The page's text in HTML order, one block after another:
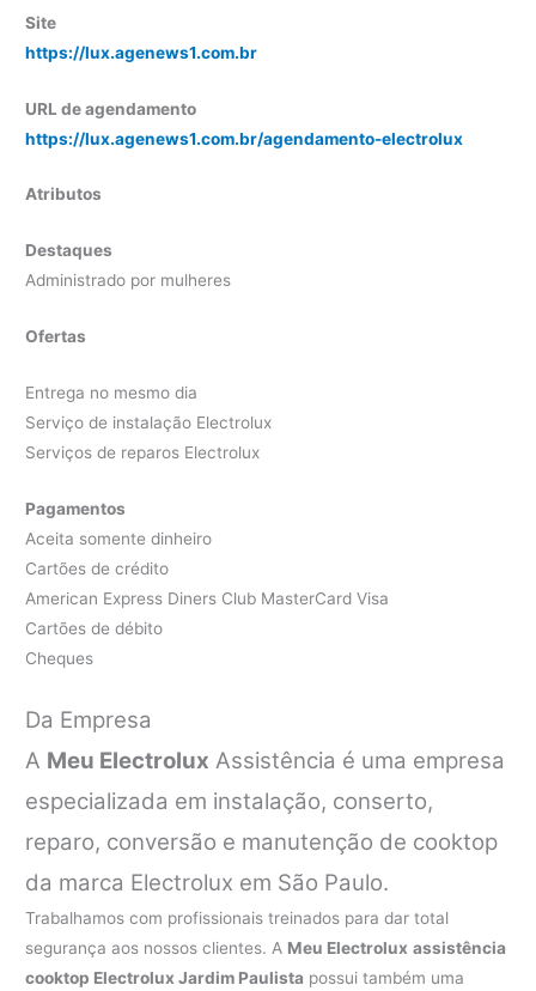
Site
https://lux.agenews1.com.br
URL de agendamento
https://lux.agenews1.com.br/agendamento-electrolux
Atributos
Destaques
Administrado por mulheres
Ofertas
Entrega no mesmo dia
Serviço de instalação Electrolux
Serviços de reparos Electrolux
Pagamentos
Aceita somente dinheiro
Cartões de crédito
American Express Diners Club MasterCard Visa
Cartões de débito
Cheques
Da Empresa
A Meu Electrolux Assistência é uma empresa
especializada em instalação, conserto,
reparo, conversão e manutenção de cooktop
da marca Electrolux em São Paulo.
Trabalhamos com profissionais treinados para dar total
segurança aos nossos clientes. A Meu Electrolux assistência
cooktop Electrolux Jardim Paulista possui também uma